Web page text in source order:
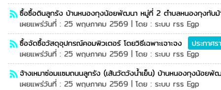
rss_feedซื้อซื้อดินลูกรัง บ้านหนองกุงน้อยพัฒนา หมู่ที่ 2 ตำบลหนองกุงทับม้า
เผยแพร่วันที่ : 25 พฤษภาคม 2569 | โดย : ระบบ rss Egp
rss_feedซื้อจัดซื้อวัสดุอุปกรณ์คอมพิวเตอร์ โดยวิธีเฉพาะเจาะจง
ประกาศร
เผยแพร่วันที่ : 25 พฤษภาคม 2569 | โดย : ระบบ rss Egp
rss_feedจ้างเหมาซ่อมแซมถนนลูกรัง (เส้นวัดวังน้ำเย็น) บ้านหนองกุงน้อย
เผยแพร่วันที่ : 25 พฤษภาคม 2569 | โดย : ระบบ rss Egp